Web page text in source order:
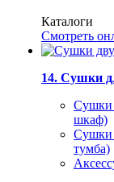
Каталоги
Смотреть
14. Сушки
Сушки
шкаф)
Сушки
тумба)